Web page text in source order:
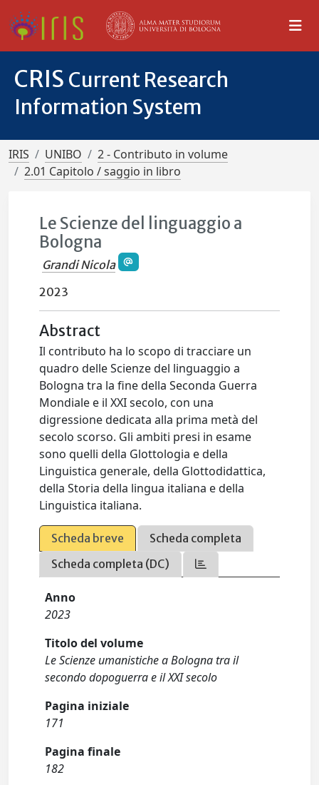
CRIS Current Research
Information System
IRIS UNIBO
2 - Contributo in volume
2.01 Capitolo / saggio in libro
Le Scienze del linguaggio a
Bologna
Grandi Nicola
2023
Abstract
Il contributo ha lo scopo di tracciare un
quadro delle Scienze del linguaggio a
Bologna tra la fine della Seconda Guerra
Mondiale e il XXI secolo, con una
digressione dedicata alla prima metà del
secolo scorso. Gli ambiti presi in esame
sono quelli della Glottologia e della
Linguistica generale, della Glottodidattica,
della Storia della lingua italiana e della
Linguistica italiana.
Scheda breve
Scheda completa
Scheda completa (DC)
Anno
2023
Titolo del volume
Le Scienze umanistiche a Bologna tra il
secondo dopoguerra e il XXI secolo
Pagina iniziale
171
Pagina finale
182